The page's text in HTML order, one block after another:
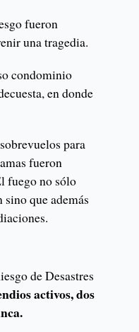
fueron
una tragedia.
condominio
en donde
para
fueron
fuego no sólo
que además
de Desastres
activos, dos